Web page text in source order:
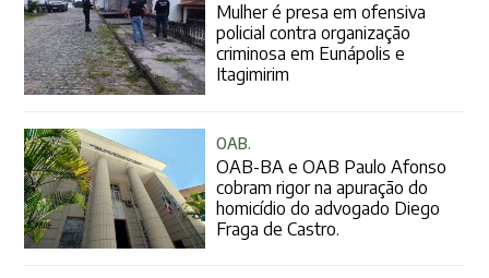
Mulher é presa em ofensiva
policial contra organização
criminosa em Eunápolis e
Itagimirim
OAB.
OAB-BA e OAB Paulo Afonso
cobram rigor na apuração do
homicídio do advogado Diego
Fraga de Castro.